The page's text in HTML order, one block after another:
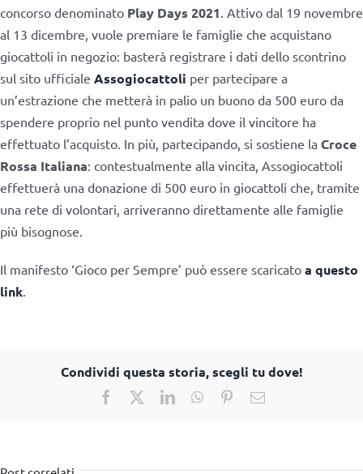
concorso denominato Play Days 2021. Attivo dal 19 novembre
al 13 dicembre, vuole premiare le famiglie che acquistano
giocattoli in negozio: basterà registrare i dati dello scontrino
sul sito ufficiale Assogiocattoli per partecipare a
un’estrazione che metterà in palio un buono da 500 euro da
spendere proprio nel punto vendita dove il vincitore ha
effettuato l’acquisto. In più, partecipando, si sostiene la Croce
Rossa Italiana: contestualmente alla vincita, Assogiocattoli
effettuerà una donazione di 500 euro in giocattoli che, tramite
una rete di volontari, arriveranno direttamente alle famiglie
più bisognose.
Il manifesto ‘Gioco per Sempre’ può essere scaricato a questo
link.
Condividi questa storia, scegli tu dove!
Facebook
X LinkedInWhatsApp
PinterestEmail